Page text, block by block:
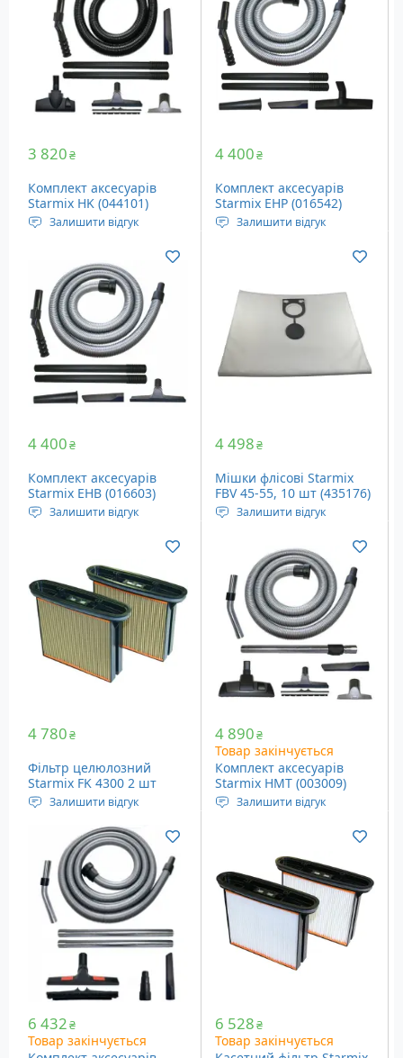
шт.
3 820₴
Комплект аксесуарів
Starmix HK (044101)
Залишити відгук
Аксесуари для пилососів
Starmix, 8 шт.
4 400₴
Комплект аксесуарів
Starmix EHP (016542)
Залишити відгук
Аксесуари для пилососів
4 400₴
Комплект аксесуарів
Starmix EHB (016603)
Залишити відгук
Аксесуари для пилососів
4 498₴
Мішки флісові Starmix
FBV 45-55, 10 шт (435176)
Залишити відгук
Starmix 45-55 л
4 780₴
Фільтр целюлозний
Starmix FK 4300 2 шт
(416038)
Залишити відгук
Фільтр для пилососів
Starmix
4 890₴
Товар закінчується
Комплект аксесуарів
Starmix HMT (003009)
Залишити відгук
Аксесуари для пилососів
6 432₴
Товар закінчується
6 528₴
Товар закінчується